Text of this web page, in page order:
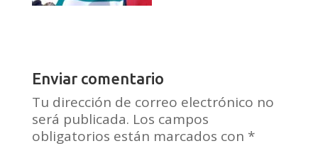
Enviar comentario
Tu dirección de correo electrónico no
será publicada. Los campos
obligatorios están marcados con *